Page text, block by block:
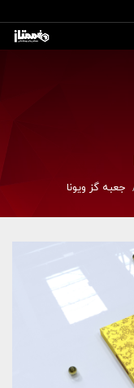
جعبه گز ویونا